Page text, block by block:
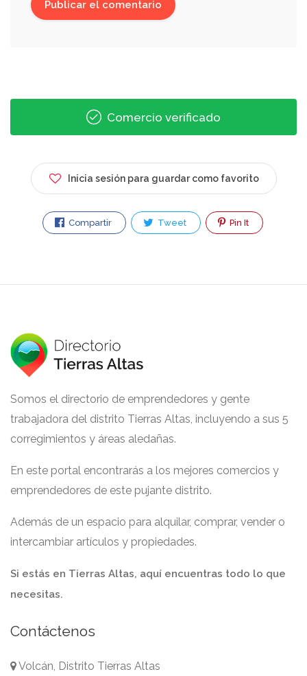
Comercio verificado
Inicia sesión para guardar como favorito
Compartir Tweet Pin It
Somos el directorio de emprendedores y gente
trabajadora del distrito Tierras Altas, incluyendo a sus 5
corregimientos y áreas aledañas.
En este portal encontrarás a los mejores comercios y
emprendedores de este pujante distrito.
Además de un espacio para alquilar, comprar, vender o
intercambiar artículos y propiedades.
Si estás en Tierras Altas, aquí encuentras todo lo que
necesitas.
Contáctenos
Volcán, Distrito Tierras Altas